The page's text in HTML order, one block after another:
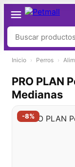
contenido
Inicio › Perros ›
-8%
PRO PLAN
Medianas